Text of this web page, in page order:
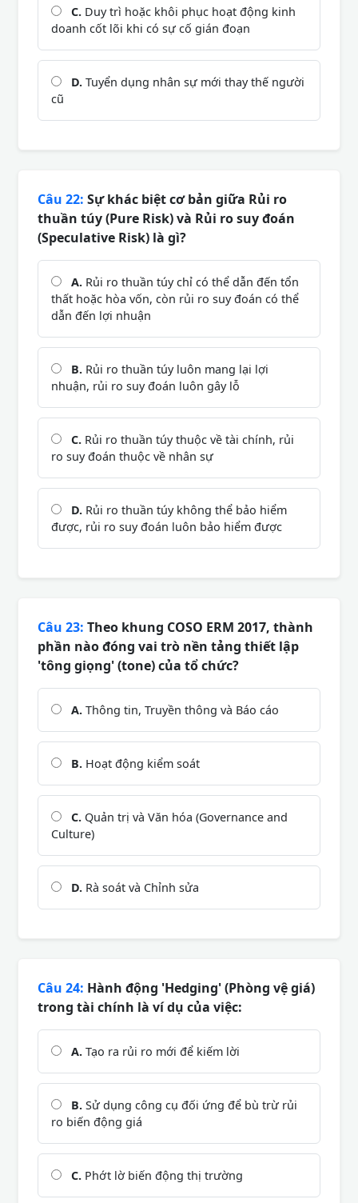
C. Duy trì hoặc khôi phục hoạt động kinh
doanh cốt lõi khi có sự cố gián đoạn
D. Tuyển dụng nhân sự mới thay thế người
cũ
Câu 22: Sự khác biệt cơ bản giữa Rủi ro
thuần túy (Pure Risk) và Rủi ro suy đoán
(Speculative Risk) là gì?
A. Rủi ro thuần túy chỉ có thể dẫn đến tổn
thất hoặc hòa vốn, còn rủi ro suy đoán có thể
dẫn đến lợi nhuận
B. Rủi ro thuần túy luôn mang lại lợi
nhuận, rủi ro suy đoán luôn gây lỗ
C. Rủi ro thuần túy thuộc về tài chính, rủi
ro suy đoán thuộc về nhân sự
D. Rủi ro thuần túy không thể bảo hiểm
được, rủi ro suy đoán luôn bảo hiểm được
Câu 23: Theo khung COSO ERM 2017, thành
phần nào đóng vai trò nền tảng thiết lập
'tông giọng' (tone) của tổ chức?
A. Thông tin, Truyền thông và Báo cáo
B. Hoạt động kiểm soát
C. Quản trị và Văn hóa (Governance and
Culture)
D. Rà soát và Chỉnh sửa
Câu 24: Hành động 'Hedging' (Phòng vệ giá)
trong tài chính là ví dụ của việc:
A. Tạo ra rủi ro mới để kiếm lời
B. Sử dụng công cụ đối ứng để bù trừ rủi
ro biến động giá
C. Phớt lờ biến động thị trường